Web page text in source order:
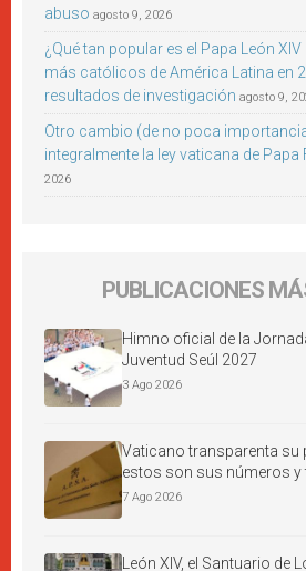
abuso agosto 9, 2026
¿Qué tan popular es el Papa León
más católicos de América Latina en
resultados de investigación agosto 9,
Otro cambio (de no poca
integralmente la ley vaticana de
2026
PUBLICACIONES
Himno oficial de la
Juventud Seúl 2027
3 Ago 2026
Vaticano transparenta su
estos son sus números y
7 Ago 2026
León XIV, el Santuario de